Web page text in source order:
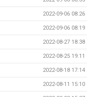
2022-09-06 08:26
2022-09-06 08:19
2022-08-27 18:38
2022-08-25 19:11
2022-08-18 17:14
2022-08-11 15:10